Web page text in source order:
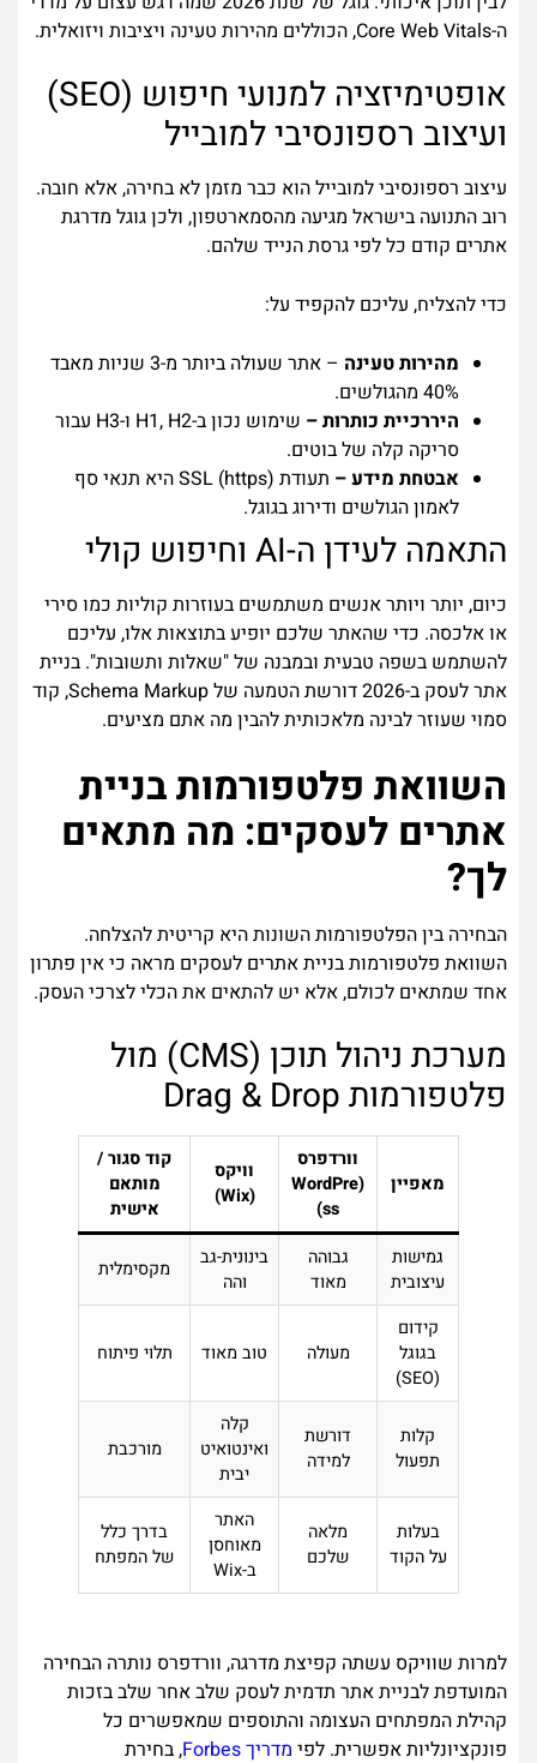
ה-Core Web Vitals, הכוללים מהירות טעינה ויציבות ויזואלית.
אופטימיזציה למנועי חיפוש (SEO)
ועיצוב רספונסיבי למובייל
עיצוב רספונסיבי למובייל הוא כבר מזמן לא בחירה, אלא חובה.
רוב התנועה בישראל מגיעה מהסמארטפון, ולכן גוגל מדרגת
אתרים קודם כל לפי גרסת הנייד שלהם.
כדי להצליח, עליכם להקפיד על:
מהירות טעינה
– אתר שעולה ביותר מ-3 שניות מאבד
40% מהגולשים.
היררכיית כותרות –
שימוש נכון ב-H1, H2 ו-H3 עבור
סריקה קלה של בוטים.
אבטחת מידע –
תעודת SSL (https) היא תנאי סף
לאמון הגולשים ודירוג בגוגל.
התאמה לעידן ה-AI וחיפוש קולי
כיום, יותר ויותר אנשים משתמשים בעוזרות קוליות כמו סירי
או אלכסה. כדי שהאתר שלכם יופיע בתוצאות אלו, עליכם
להשתמש בשפה טבעית ובמבנה של "שאלות ותשובות". בניית
אתר לעסק ב-2026 דורשת הטמעה של Schema Markup, קוד
סמוי שעוזר לבינה מלאכותית להבין מה אתם מציעים.
השוואת פלטפורמות בניית
אתרים לעסקים: מה מתאים
לך?
הבחירה בין הפלטפורמות השונות היא קריטית להצלחה.
השוואת פלטפורמות בניית אתרים לעסקים מראה כי אין פתרון
אחד שמתאים לכולם, אלא יש להתאים את הכלי לצרכי העסק.
מערכת ניהול תוכן (CMS) מול
פלטפורמות Drag & Drop
מאפיין
וורדפרס
(WordPre
ss)
וויקס
(Wix)
קוד סגור /
מותאם
אישית
גמישות
עיצובית
גבוהה
מאוד
בינונית-גב
והה
מקסימלית
קידום
בגוגל
(SEO)
מעולה טוב מאוד תלוי פיתוח
קלות
תפעול
דורשת
למידה
קלה
ואינטואיט
יבית
מורכבת
בעלות
על הקוד
מלאה
שלכם
האתר
מאוחסן
ב-Wix
בדרך כלל
של המפתח
למרות שוויקס עשתה קפיצת מדרגה, וורדפרס נותרה הבחירה
המועדפת לבניית אתר תדמית לעסק שלב אחר שלב בזכות
קהילת המפתחים העצומה והתוספים שמאפשרים כל
פונקציונליות אפשרית. לפי מדריך Forbes , בחירת